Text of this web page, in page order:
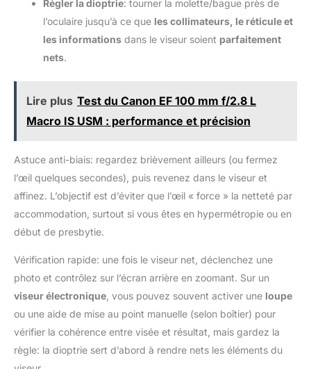
garantie pour remplacer les
pieds en caoutchouc
antidérapants.
S23 Ultra, Huawei et Xiaomi
[Trépied Stable
avecTélécommande]
Fabriqué à partir de tubes
en aluminium de haute
types de terrains, aidant les
créateurs de contenu à
capturer des photos ou des
poche inclus vous permet
de prendre des photos ou
des vidéos jusqu'à 33
pieds / 10 mètres sans aide
supplémentaire et est très
flexible
l'angle de vue optimal. Le support universel convient
aux smartphones de 6,6 à 9,1 cm de largeur (taille
d'écran 10-18 cm) et est compatible avec la plupart des
appareils photo, caméras d'action et webcams via la
pour des prises de vue sans effort. Que vous soyez sur
téléphonique vous aide à capturer des photos et vidéos
Régler la dioptrie: tourner la molette/bague près de
l’oculaire jusqu’à ce que les collimateurs, le réticule et
les informations dans le viseur soient parfaitement
nets.
Lire plus Test du Canon EF 100 mm f/2.8 L
Macro IS USM : performance et précision
Astuce anti-biais: regardez brièvement ailleurs (ou fermez
l’œil quelques secondes), puis revenez dans le viseur et
affinez. L’objectif est d’éviter que l’œil « force » la netteté par
accommodation, surtout si vous êtes en hypermétropie ou en
début de presbytie.
Vérification rapide: une fois le viseur net, déclenchez une
photo et contrôlez sur l’écran arrière en zoomant. Sur un
viseur électronique , vous pouvez souvent activer une loupe
ou une aide de mise au point manuelle (selon boîtier) pour
vérifier la cohérence entre visée et résultat, mais gardez la
règle: la dioptrie sert d’abord à rendre nets les éléments du